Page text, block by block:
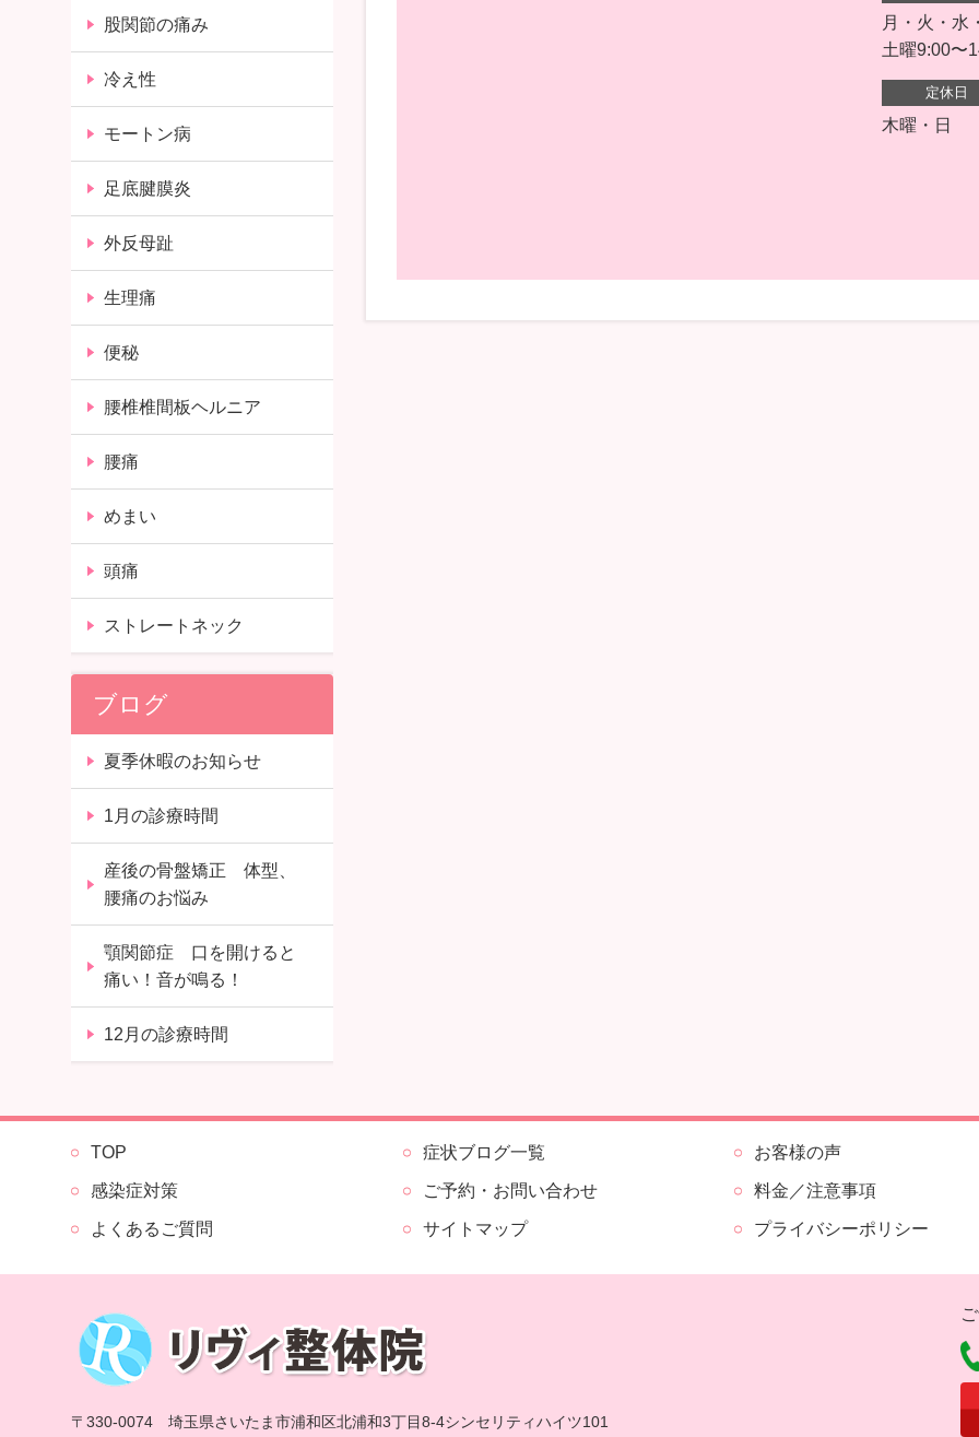
月・火・水
土曜9:00〜
定休日
木曜・日
股関節の痛み
冷え性
モートン病
足底腱膜炎
外反母趾
生理痛
便秘
腰椎椎間板ヘルニア
腰痛
めまい
頭痛
ストレートネック
ブログ
夏季休暇のお知らせ
1月の診療時間
産後の骨盤矯正 体型、
腰痛のお悩み
顎関節症 口を開けると
痛い！音が鳴る！
12月の診療時間
TOP 症状ブログ一覧 お客様の声
感染症対策 ご予約・お問い合わせ 料金／注意事項
よくあるご質問 サイトマップ プライバシーポリシー
〒330-0074 埼玉県さいたま市浦和区北浦和3丁目8-4シンセリティハイツ101